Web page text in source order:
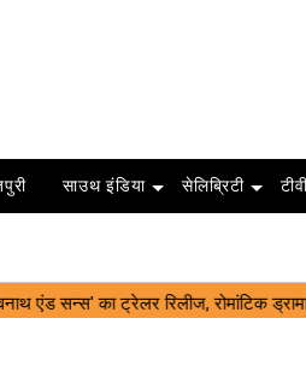
साउथ इंडिया सेलिब्रिटी